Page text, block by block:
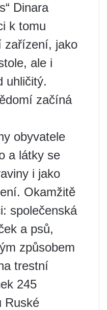
Dinara
k tomu
zařízení, jako
ale i
uhličitý.
začíná
obyvatele
a látky se
i jako
Okamžitě
společenská
a psů,
způsobem
trestní
245
Ruské